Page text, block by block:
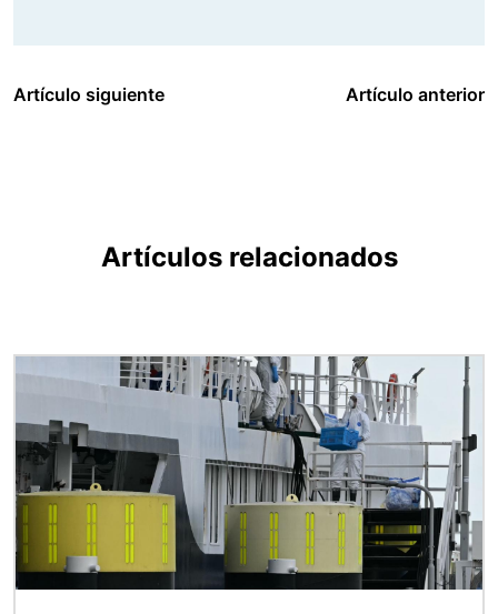
Artículo siguiente Artículo anterior
Artículos relacionados